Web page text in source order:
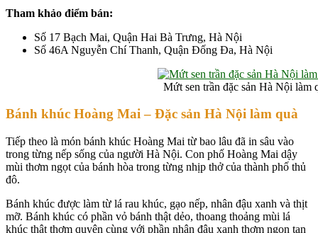
Tham khảo điểm bán:
Số 17 Bạch Mai, Quận Hai Bà Trưng, Hà Nội
Số 46A Nguyễn Chí Thanh, Quận Đống Đa, Hà Nội
Mứt sen trần đặc sản Hà Nội làm
Bánh khúc Hoàng Mai – Đặc sản Hà Nội làm quà
Tiếp theo là món bánh khúc Hoàng Mai từ bao lâu đã in sâu vào
trong từng nếp sống của người Hà Nội. Con phố Hoàng Mai dậy
mùi thơm ngọt của bánh hòa trong từng nhịp thở của thành phố thủ
đô.
Bánh khúc được làm từ lá rau khúc, gạo nếp, nhân đậu xanh và thịt
mỡ. Bánh khúc có phần vỏ bánh thật dẻo, thoang thoảng mùi lá
khúc thật thơm quyện cùng với phần nhân đậu xanh thơm ngon tan